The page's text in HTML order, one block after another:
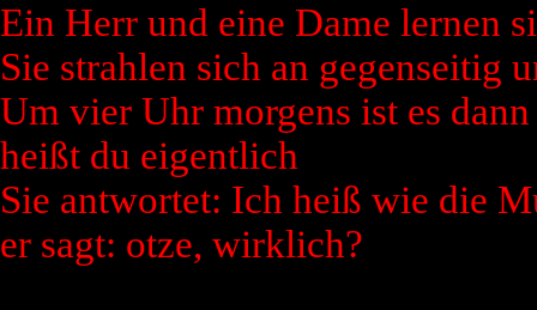
Ein Herr und eine Dame lernen
Sie strahlen sich an gegenseitig
Um vier Uhr morgens ist es
heißt du eigentlich
Sie antwortet: Ich heiß wie die
er sagt: otze, wirklich?